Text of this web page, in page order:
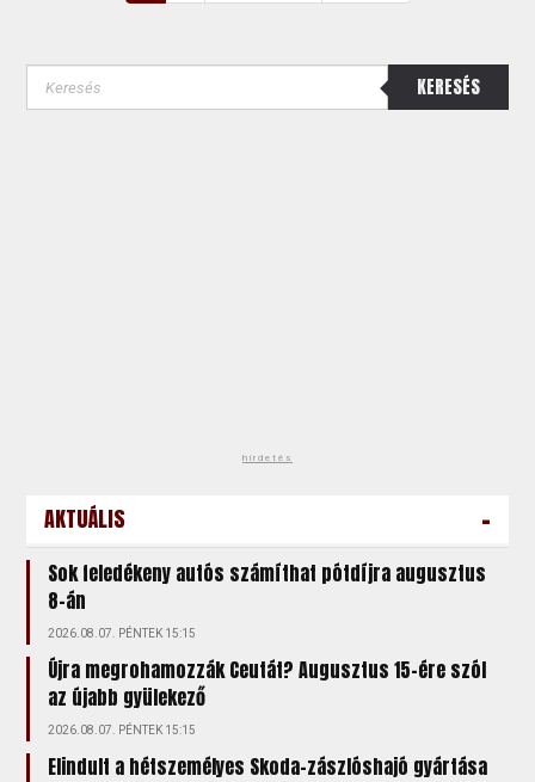
KERESÉS
hirdetés
AKTUÁLIS -
Sok feledékeny autós számíthat pótdíjra augusztus
8-án
2026.08.07. PÉNTEK 15:15
Újra megrohamozzák Ceutát? Augusztus 15-ére szól
az újabb gyülekező
2026.08.07. PÉNTEK 15:15
Elindult a hétszemélyes Skoda-zászlóshajó gyártása